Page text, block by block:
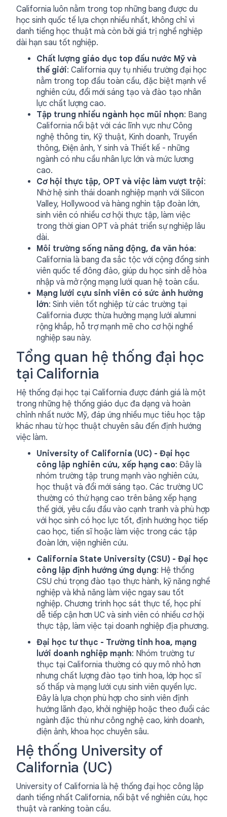
California luôn nằm trong top những bang được du
học sinh quốc tế lựa chọn nhiều nhất, không chỉ vì
danh tiếng học thuật mà còn bởi giá trị nghề nghiệp
dài hạn sau tốt nghiệp.
Chất lượng giáo dục top đầu nước Mỹ và
thế giới: California quy tụ nhiều trường đại học
nằm trong top đầu toàn cầu, đặc biệt mạnh về
nghiên cứu, đổi mới sáng tạo và đào tạo nhân
lực chất lượng cao.
Tập trung nhiều ngành học mũi nhọn: Bang
California nổi bật với các lĩnh vực như Công
nghệ thông tin, Kỹ thuật, Kinh doanh, Truyền
thông, Điện ảnh, Y sinh và Thiết kế - những
ngành có nhu cầu nhân lực lớn và mức lương
cao.
Cơ hội thực tập, OPT và việc làm vượt trội:
Nhờ hệ sinh thái doanh nghiệp mạnh với Silicon
Valley, Hollywood và hàng nghìn tập đoàn lớn,
sinh viên có nhiều cơ hội thực tập, làm việc
trong thời gian OPT và phát triển sự nghiệp lâu
dài.
Môi trường sống năng động, đa văn hóa:
California là bang đa sắc tộc với cộng đồng sinh
viên quốc tế đông đảo, giúp du học sinh dễ hòa
nhập và mở rộng mạng lưới quan hệ toàn cầu.
Mạng lưới cựu sinh viên có sức ảnh hưởng
lớn: Sinh viên tốt nghiệp từ các trường tại
California được thừa hưởng mạng lưới alumni
rộng khắp, hỗ trợ mạnh mẽ cho cơ hội nghề
nghiệp sau này.
Tổng quan hệ thống đại học
tại California
Hệ thống đại học tại California được đánh giá là một
trong những hệ thống giáo dục đa dạng và hoàn
chỉnh nhất nước Mỹ, đáp ứng nhiều mục tiêu học tập
khác nhau từ học thuật chuyên sâu đến định hướng
việc làm.
University of California (UC) - Đại học
công lập nghiên cứu, xếp hạng cao: Đây là
nhóm trường tập trung mạnh vào nghiên cứu,
học thuật và đổi mới sáng tạo. Các trường UC
thường có thứ hạng cao trên bảng xếp hạng
thế giới, yêu cầu đầu vào cạnh tranh và phù hợp
với học sinh có học lực tốt, định hướng học tiếp
cao học, tiến sĩ hoặc làm việc trong các tập
đoàn lớn, viện nghiên cứu.
California State University (CSU) - Đại học
công lập định hướng ứng dụng: Hệ thống
CSU chú trọng đào tạo thực hành, kỹ năng nghề
nghiệp và khả năng làm việc ngay sau tốt
nghiệp. Chương trình học sát thực tế, học phí
dễ tiếp cận hơn UC và sinh viên có nhiều cơ hội
thực tập, làm việc tại doanh nghiệp địa phương.
Đại học tư thục - Trường tinh hoa, mạng
lưới doanh nghiệp mạnh: Nhóm trường tư
thục tại California thường có quy mô nhỏ hơn
nhưng chất lượng đào tạo tinh hoa, lớp học sĩ
số thấp và mạng lưới cựu sinh viên quyền lực.
Đây là lựa chọn phù hợp cho sinh viên định
hướng lãnh đạo, khởi nghiệp hoặc theo đuổi các
ngành đặc thù như công nghệ cao, kinh doanh,
điện ảnh, khoa học chuyên sâu.
Hệ thống University of
California (UC)
University of California là hệ thống đại học công lập
danh tiếng nhất California, nổi bật về nghiên cứu, học
thuật và ranking toàn cầu.